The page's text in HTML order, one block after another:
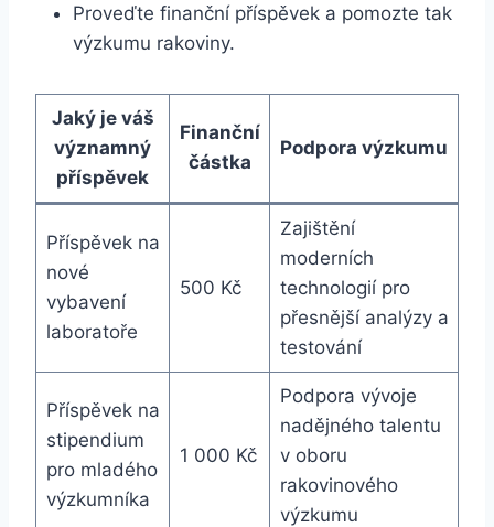
Proveďte finanční příspěvek a pomozte tak
výzkumu rakoviny.
Jaký je váš
významný
příspěvek
Finanční
částka
Podpora výzkumu
Příspěvek na
nové
vybavení
laboratoře
500 Kč
Zajištění
moderních
technologií pro
přesnější analýzy a
testování
Příspěvek na
stipendium
pro mladého
výzkumníka
1 000 Kč
Podpora vývoje
nadějného talentu
v oboru
rakovinového
výzkumu